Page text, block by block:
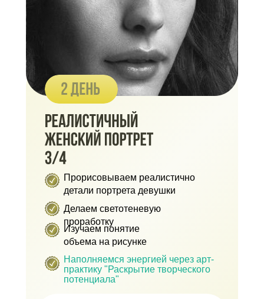
Прорисовываем реалистично
детали портрета девушки
Делаем светотеневую
проработку
Изучаем понятие
объема на рисунке
Наполняемся энергией через арт-
практику "Раскрытие творческого
потенциала"